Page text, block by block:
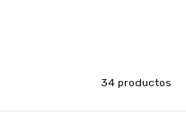
34 productos